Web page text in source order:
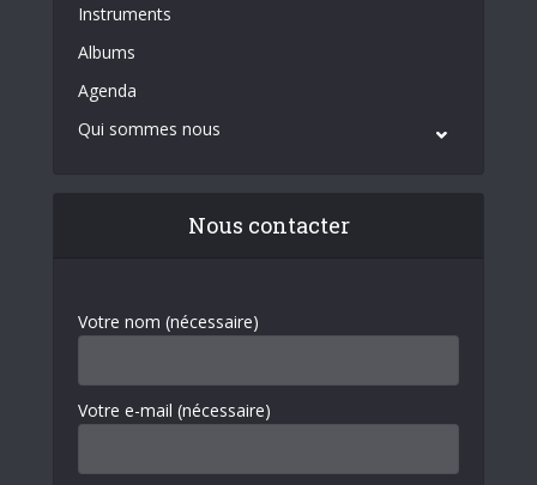
Instruments
Albums
Agenda
Qui sommes nous
Nous contacter
Votre nom (nécessaire)
Votre e-mail (nécessaire)